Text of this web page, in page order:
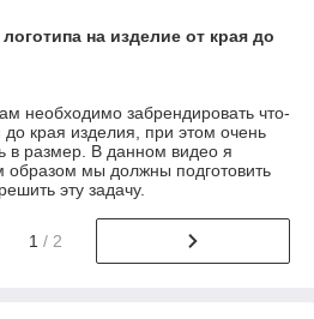
на изделие от края до
необходимо забрендировать что-
края изделия, при этом очень
в размер. В данном видео я
образом мы должны подготовить
эту задачу.
1 / 2